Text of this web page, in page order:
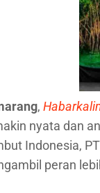
,
nyata dan
Indonesia,
peran